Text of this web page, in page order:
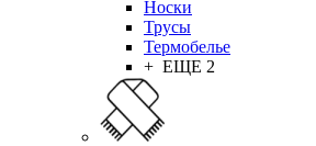
Носки
Трусы
Термобелье
+ ЕЩЕ 2